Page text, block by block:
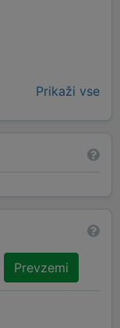
Prikaži vse
Prevzemi